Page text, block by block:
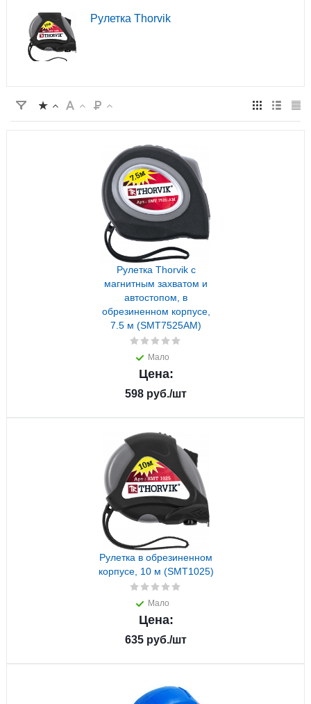
Рулетка Thorvik
Рулетка Thorvik с
магнитным захватом и
автостопом, в
обрезиненном корпусе,
7.5 м (SMT7525AM)
Мало
Цена:
598 руб./шт
Рулетка в обрезиненном
корпусе, 10 м (SMT1025)
Мало
Цена:
635 руб./шт